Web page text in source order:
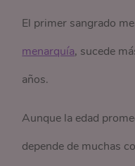
El primer sangrado
menarquía, sucede
años.
Aunque la edad
depende de muchas